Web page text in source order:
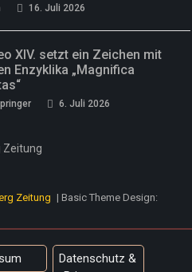
16. Juli 2026
XIV. setzt ein Zeichen mit
Enzyklika „Magnifica
6. Juli 2026
Zeitung | Basic Theme Design:
Datenschutz &